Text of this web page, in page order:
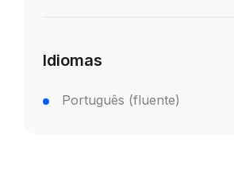
Idiomas
Português (fluente)